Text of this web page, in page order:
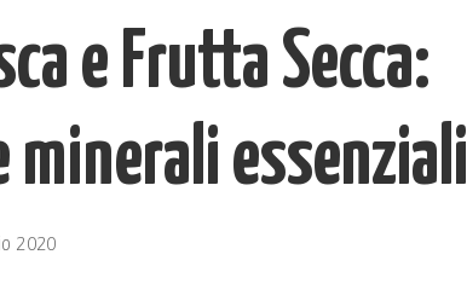
e Frutta Secca:
essenziali
2020